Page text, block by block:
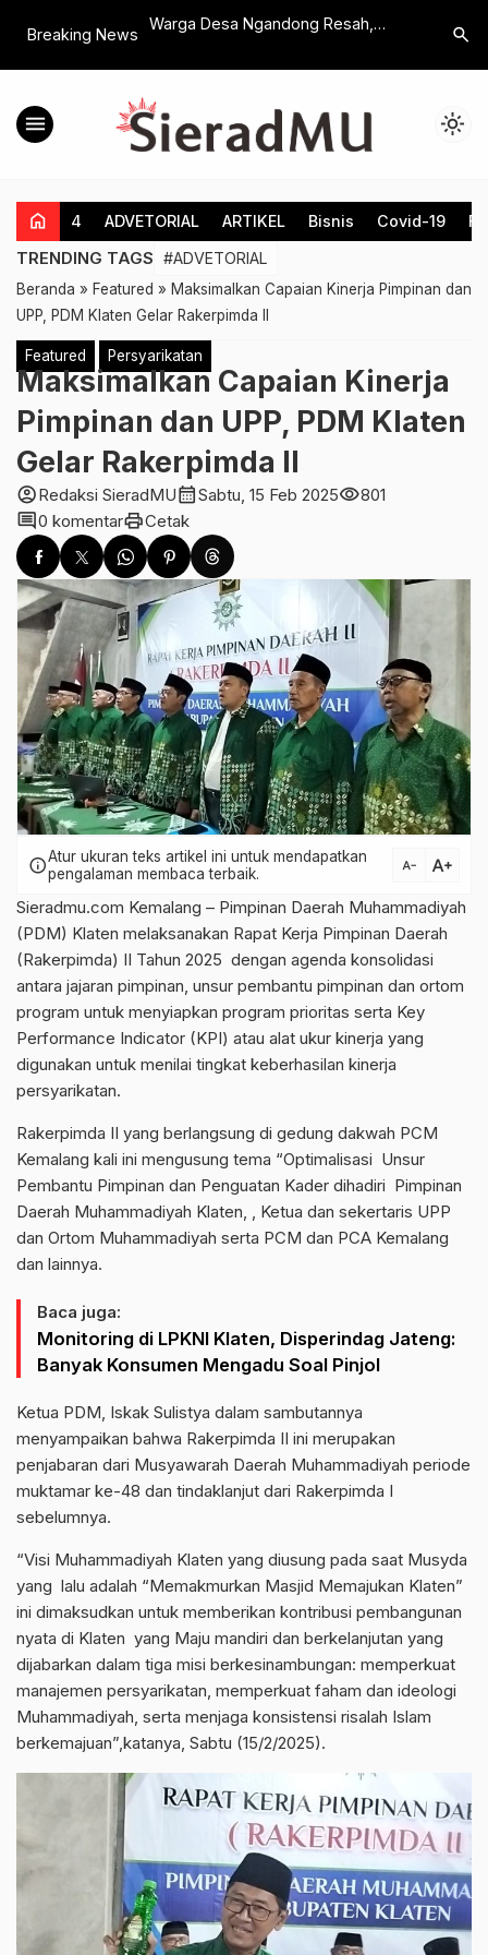
Breaking News
Prestasi Diraih
Abbas Klaten
Warga Desa Ngandong Resah,
Pengangkut Urug Proyek Tol Kian
Parah
search
menu light_mode
home 4 ADVETORIAL ARTIKEL Bisnis Covid-19
TRENDING TAGS #ADVETORIAL
Beranda » Featured » Maksimalkan Capaian Kinerja Pimpinan dan
UPP, PDM Klaten Gelar Rakerpimda II
Featured Persyarikatan
Maksimalkan Capaian Kinerja
Pimpinan dan UPP, PDM Klaten
Gelar Rakerpimda II
account_circleRedaksi SieradMUcalendar_monthSabtu, 15 Feb 2025visibility801
comment0 komentarprintCetak
infoAtur ukuran teks artikel ini untuk mendapatkan
pengalaman membaca terbaik.
text_decrease text_increase
Sieradmu.com Kemalang – Pimpinan Daerah Muhammadiyah
(PDM) Klaten melaksanakan Rapat Kerja Pimpinan Daerah
(Rakerpimda) II Tahun 2025 dengan agenda konsolidasi
antara jajaran pimpinan, unsur pembantu pimpinan dan ortom
program untuk menyiapkan program prioritas serta Key
Performance Indicator (KPI) atau alat ukur kinerja yang
digunakan untuk menilai tingkat keberhasilan kinerja
persyarikatan.
Rakerpimda II yang berlangsung di gedung dakwah PCM
Kemalang kali ini mengusung tema “Optimalisasi Unsur
Pembantu Pimpinan dan Penguatan Kader dihadiri Pimpinan
Daerah Muhammadiyah Klaten, , Ketua dan sekertaris UPP
dan Ortom Muhammadiyah serta PCM dan PCA Kemalang
dan lainnya.
Baca juga:
Monitoring di LPKNI Klaten, Disperindag Jateng:
Banyak Konsumen Mengadu Soal Pinjol
Ketua PDM, Iskak Sulistya dalam sambutannya
menyampaikan bahwa Rakerpimda II ini merupakan
penjabaran dari Musyawarah Daerah Muhammadiyah periode
muktamar ke-48 dan tindaklanjut dari Rakerpimda I
sebelumnya.
“Visi Muhammadiyah Klaten yang diusung pada saat Musyda
yang lalu adalah “Memakmurkan Masjid Memajukan Klaten”
ini dimaksudkan untuk memberikan kontribusi pembangunan
nyata di Klaten yang Maju mandiri dan berkelanjutan yang
dijabarkan dalam tiga misi berkesinambungan: memperkuat
manajemen persyarikatan, memperkuat faham dan ideologi
Muhammadiyah, serta menjaga konsistensi risalah Islam
berkemajuan”,katanya, Sabtu (15/2/2025).